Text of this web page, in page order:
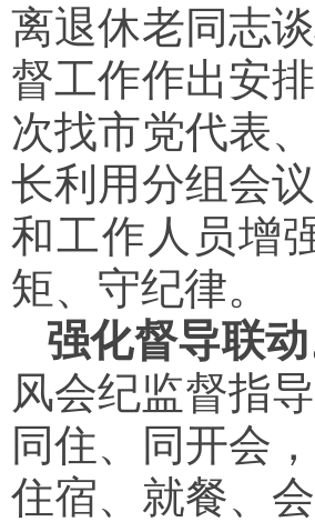
离退休老同志
督工作作出安
次找市党代表
长利用分组会
和工作人员增
矩、守纪律。
强化督导联动
风会纪监督指
同住、同开会
住宿、就餐、